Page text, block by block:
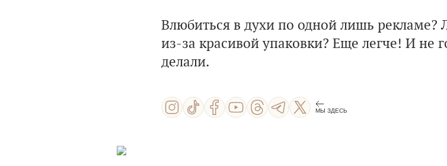
Влюбиться в духи по одной лишь рекламе?
из-за красивой упаковки? Еще легче! И не
делали.
МЫ ЗДЕСЬ